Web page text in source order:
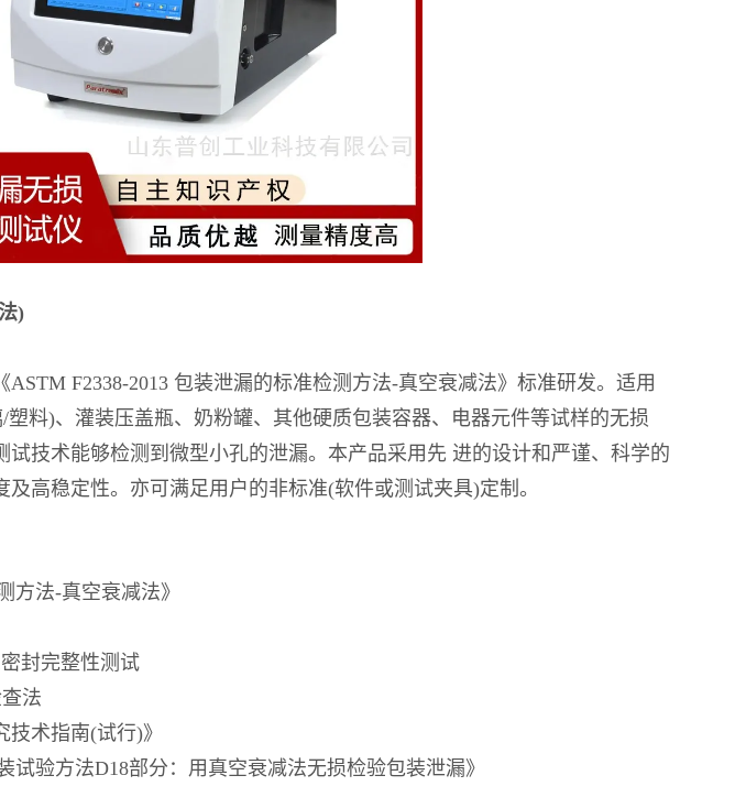
)
F2338-2013 包装泄漏的标准检测方法-真空衰减法》标准研发。适用
料)、灌装压盖瓶、奶粉罐、其他硬质包装容器、电器元件等试样的无损
试技术能够检测到微型小孔的泄漏。本产品采用先 进的设计和严谨、科学的
高稳定性。亦可满足用户的非标准(软件或测试夹具)定制。
测方法-真空衰减法》
封完整性测试
法
技术指南(试行)》
试验方法D18部分：用真空衰减法无损检验包装泄漏》